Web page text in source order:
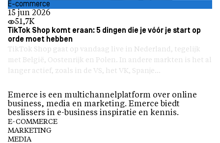
E-commerce
15 jun 2026
51,7K
TikTok Shop komt eraan: 5 dingen die je vóór je start op
orde moet hebben
TikTok Shop gaat op vandaag live in Nederland, tegelijk
met België, Oostenrijk en Polen. In andere markten is het al
langer actief, zoals in de VS, het VK, Spanje...
Emerce is een multichannelplatform over online
business, media en marketing. Emerce biedt
beslissers in e-business inspiratie en kennis.
E-COMMERCE
MARKETING
MEDIA